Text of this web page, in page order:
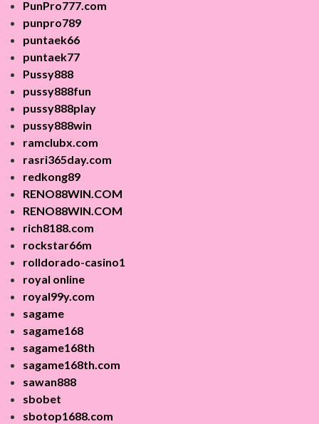
PunPro777.com
punpro789
puntaek66
puntaek77
Pussy888
pussy888fun
pussy888play
pussy888win
ramclubx.com
rasri365day.com
redkong89
RENO88WIN.COM
RENO88WIN.COM
rich8188.com
rockstar66m
rolldorado-casino1
royal online
royal99y.com
sagame
sagame168
sagame168th
sagame168th.com
sawan888
sbobet
sbotop1688.com